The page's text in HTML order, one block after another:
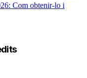
Com obtenir-lo i